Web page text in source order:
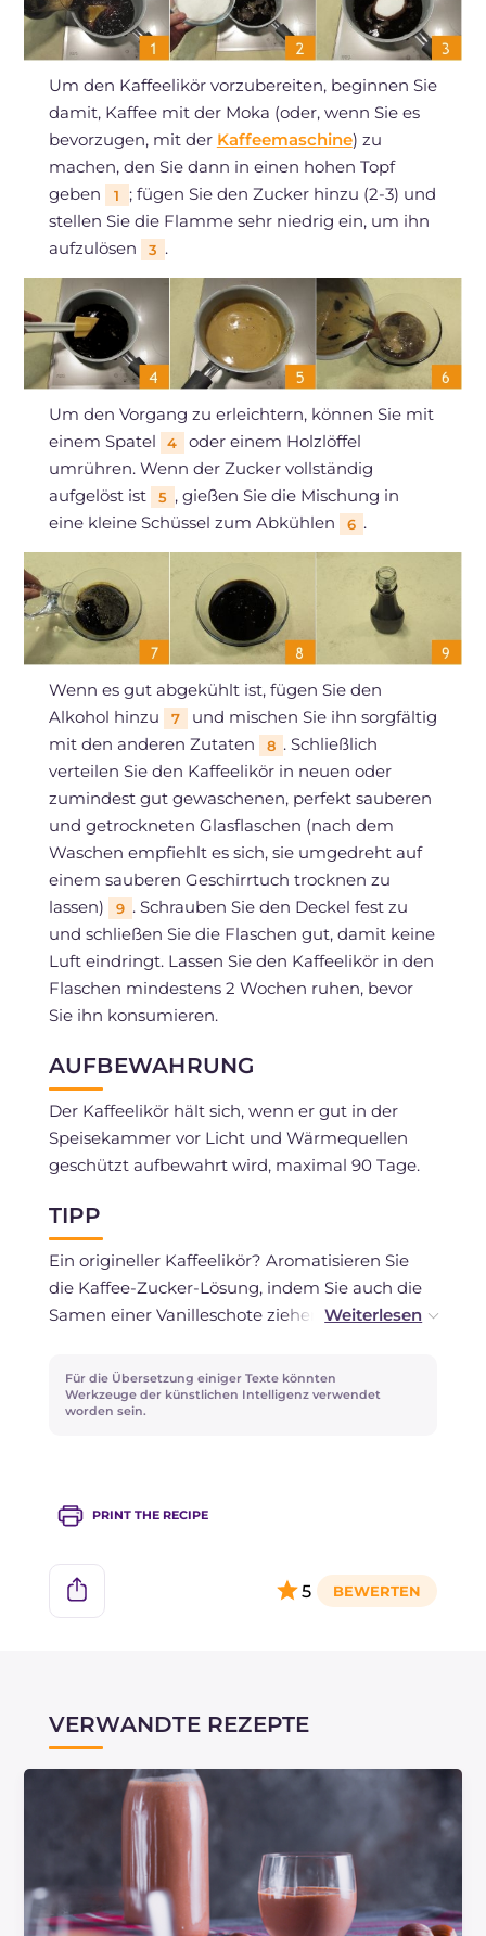
Um den Kaffeelikör vorzubereiten, beginnen Sie
damit, Kaffee mit der Moka (oder, wenn Sie es
bevorzugen, mit der Kaffeemaschine) zu
machen, den Sie dann in einen hohen Topf
geben
1
; fügen Sie den Zucker hinzu (2-3) und
stellen Sie die Flamme sehr niedrig ein, um ihn
aufzulösen
3 .
Um den Vorgang zu erleichtern, können Sie mit
einem Spatel
4
oder einem Holzlöffel
umrühren. Wenn der Zucker vollständig
aufgelöst ist
5 , gießen Sie die Mischung in
eine kleine Schüssel zum Abkühlen
6 .
Wenn es gut abgekühlt ist, fügen Sie den
Alkohol hinzu
7
und mischen Sie ihn sorgfältig
mit den anderen Zutaten
8 . Schließlich
verteilen Sie den Kaffeelikör in neuen oder
zumindest gut gewaschenen, perfekt sauberen
und getrockneten Glasflaschen (nach dem
Waschen empfiehlt es sich, sie umgedreht auf
einem sauberen Geschirrtuch trocknen zu
lassen)
9 . Schrauben Sie den Deckel fest zu
und schließen Sie die Flaschen gut, damit keine
Luft eindringt. Lassen Sie den Kaffeelikör in den
Flaschen mindestens 2 Wochen ruhen, bevor
Sie ihn konsumieren.
AUFBEWAHRUNG
Der Kaffeelikör hält sich, wenn er gut in der
Speisekammer vor Licht und Wärmequellen
geschützt aufbewahrt wird, maximal 90 Tage.
TIPP
Ein origineller Kaffeelikör? Aromatisieren Sie
die Kaffee-Zucker-Lösung, indem Sie auch die
Samen einer Vanilleschote ziehen lassen: Sie
einzigartigen Likör!
Für die Übersetzung einiger Texte könnten
Werkzeuge der künstlichen Intelligenz verwendet
worden sein.
PRINT THE RECIPE
5
VERWANDTE REZEPTE